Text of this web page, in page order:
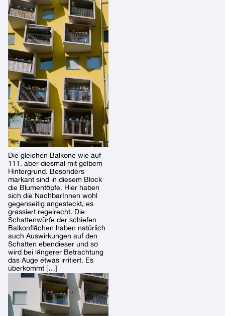
Die gleichen Balkone wie auf
111, aber diesmal mit gelbem
Hintergrund. Besonders
markant sind in diesem Block
die Blumentöpfe. Hier haben
sich die NachbarInnen wohl
gegenseitig angesteckt, es
grassiert regelrecht. Die
Schattenwürfe der schiefen
Balkonflächen haben natürlich
auch Auswirkungen auf den
Schatten ebendieser und so
wird bei längerer Betrachtung
das Auge etwas irritiert. Es
überkommt […]